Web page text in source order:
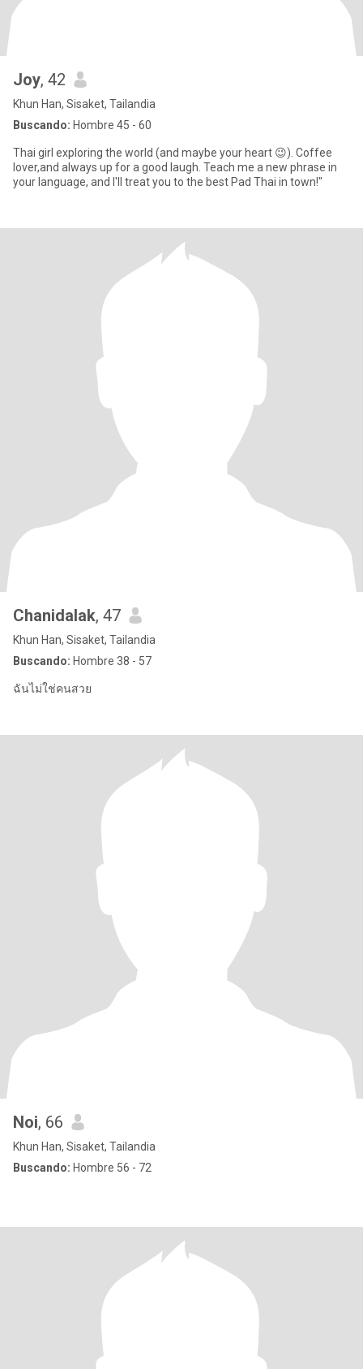
Joy, 42
Khun Han, Sisaket, Tailandia
Buscando: Hombre 45 - 60
Thai girl exploring the world (and maybe your heart 😉). Coffee
lover,and always up for a good laugh. Teach me a new phrase in
your language, and I'll treat you to the best Pad Thai in town!"
Chanidalak, 47
Khun Han, Sisaket, Tailandia
Buscando: Hombre 38 - 57
ฉันไม่ใช่คนสวย
Noi, 66
Khun Han, Sisaket, Tailandia
Buscando: Hombre 56 - 72